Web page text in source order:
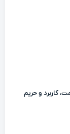
کاربرد و حریم